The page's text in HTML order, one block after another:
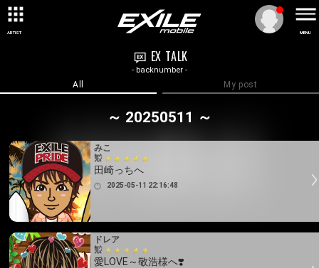
ARTIST MENU
EX TALK
- backnumber -
All My post
～ 20250511 ～
みこ
田崎っちへ
2025-05-11 22:16:48
ドレア
愛LOVE～敬浩様へ❣️